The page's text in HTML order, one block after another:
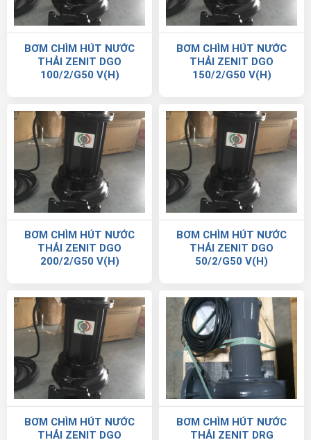
BƠM CHÌM HÚT NƯỚC
THẢI ZENIT DGO
100/2/G50 V(H)
BƠM CHÌM HÚT NƯỚC
THẢI ZENIT DGO
150/2/G50 V(H)
BƠM CHÌM HÚT NƯỚC
THẢI ZENIT DGO
200/2/G50 V(H)
BƠM CHÌM HÚT NƯỚC
THẢI ZENIT DGO
50/2/G50 V(H)
BƠM CHÌM HÚT NƯỚC
THẢI ZENIT DGO
BƠM CHÌM HÚT NƯỚC
THẢI ZENIT DRG